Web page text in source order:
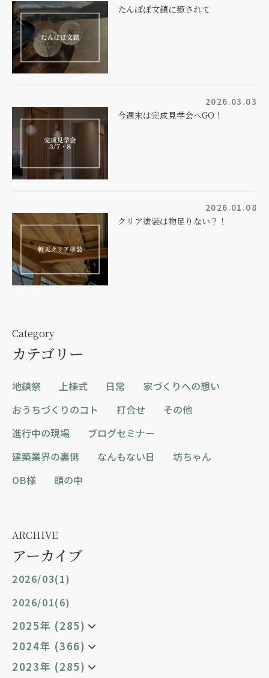
たんぽぽ文鎮に癒されて
2026.03.03
今週末は完成見学会へGO！
2026.01.08
クリア塗装は物足りない？！
Category
カテゴリー
地鎮祭 上棟式 日常
家づくりへの想い
おうちづくりのコト
打合せ
その他
進行中の現場
ブログセミナー
建築業界の裏側
なんもない日
坊ちゃん
OB様
頭の中
ARCHIVE
アーカイブ
2026/03(1)
2026/01(6)
2025年 (285)
2024年 (366)
2023年 (285)